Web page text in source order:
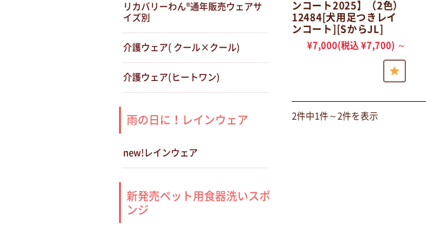
ンコート2025】（2色）
12484[犬用足つきレイ
ンコート][SからJL]
¥7,000(税込 ¥7,700) ～
2件中1件～2件を表示
リカバリーわん®通年販売ウェアサ
イズ別
介護ウェア( クール×クール)
介護ウェア(ヒートワン)
雨の日に！レインウェア
new!レインウェア
新発売ペット用食器洗いスポ
ンジ